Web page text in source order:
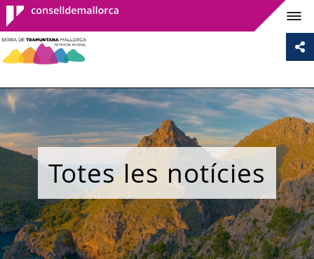
Consell de
Mallorca
Totes les notícies